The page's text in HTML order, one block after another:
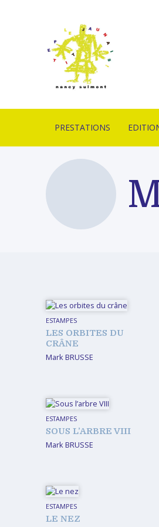
PRESTATIONS
IMPRIMERIE EN
LITHOGRAPHIE
PROFESSIONNELLE
ATELIERS PÉDAGOGIQUES
LIVRES
ESTAMPES
LES ORBITES DU
CRÂNE
Mark BRUSSE
ESTAMPES
SOUS L’ARBRE VIII
Mark BRUSSE
ESTAMPES
LE NEZ